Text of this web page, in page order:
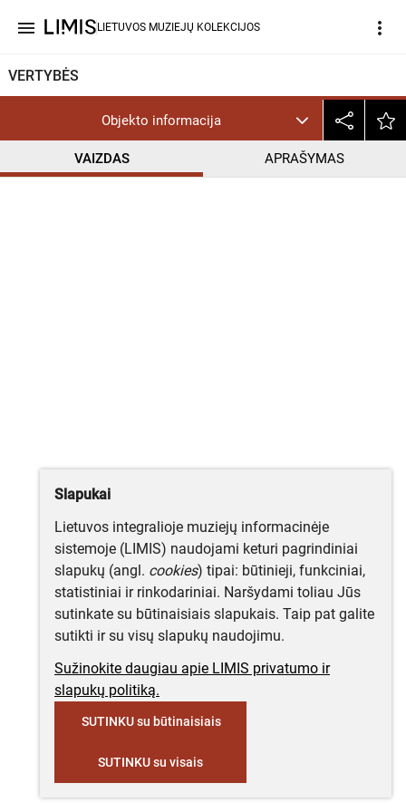
menu LIETUVOS MUZIEJŲ KOLEKCIJOS more_vert
VERTYBĖS
Objekto informacija
VAIZDAS APRAŠYMAS
CC BY-NC
Slapukai
Lietuvos integralioje muziejų informacinėje
sistemoje (LIMIS) naudojami keturi pagrindiniai
slapukų (angl.cookies) tipai: būtinieji, funkciniai,
statistiniai ir rinkodariniai. Naršydami toliau Jūs
sutinkate su būtinaisiais slapukais. Taip pat galite
sutikti ir su visų slapukų naudojimu.
Sužinokite daugiau apie LIMIS privatumo ir
slapukų politiką.
SUTINKU su būtinaisiais
SUTINKU su visais